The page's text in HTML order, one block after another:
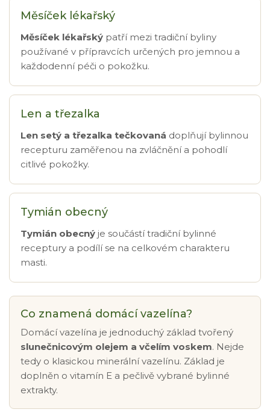
Měsíček lékařský
Měsíček lékařský patří mezi tradiční byliny
používané v přípravcích určených pro jemnou a
každodenní péči o pokožku.
Len a třezalka
Len setý a třezalka tečkovaná doplňují bylinnou
recepturu zaměřenou na zvláčnění a pohodlí
citlivé pokožky.
Tymián obecný
Tymián obecný je součástí tradiční bylinné
receptury a podílí se na celkovém charakteru
masti.
Co znamená domácí vazelína?
Domácí vazelína je jednoduchý základ tvořený
slunečnicovým olejem a včelím voskem. Nejde
tedy o klasickou minerální vazelínu. Základ je
doplněn o vitamín E a pečlivě vybrané bylinné
extrakty.